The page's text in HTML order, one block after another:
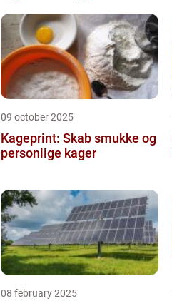
09 october 2025
Kageprint: Skab smukke og
personlige kager
08 february 2025